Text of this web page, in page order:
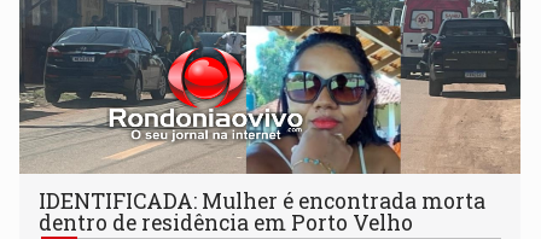
IDENTIFICADA: Mulher é encontrada morta
dentro de residência em Porto Velho